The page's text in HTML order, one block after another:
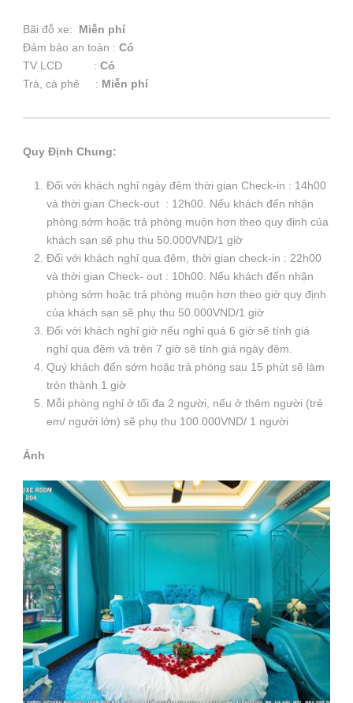
Bãi đỗ xe: Miễn phí
Đảm bảo an toàn : Có
TV LCD : Có
Trà, cà phê : Miễn phí
Quy Định Chung:
Đối với khách nghỉ ngày đêm thời gian Check-in : 14h00
và thời gian Check-out : 12h00. Nếu khách đến nhận
phòng sớm hoặc trả phòng muộn hơn theo quy định của
khách sạn sẽ phụ thu 50.000VND/1 giờ
Đối với khách nghỉ qua đêm, thời gian check-in : 22h00
và thời gian Check- out : 10h00. Nếu khách đến nhận
phòng sớm hoặc trả phòng muộn hơn theo giờ quy định
của khách sạn sẽ phụ thu 50.000VND/1 giờ
Đối với khách nghỉ giờ nếu nghỉ quá 6 giờ sẽ tính giá
nghỉ qua đêm và trên 7 giờ sẽ tính giá ngày đêm.
Quý khách đến sớm hoặc trả phòng sau 15 phút sẽ làm
tròn thành 1 giờ
Mỗi phòng nghỉ ở tối đa 2 người, nếu ở thêm người (trẻ
em/ người lớn) sẽ phụ thu 100.000VND/ 1 người
Ảnh